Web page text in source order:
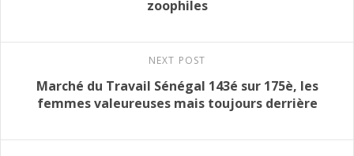
zoophiles
NEXT POST
Marché du Travail Sénégal 143é sur 175è, les
femmes valeureuses mais toujours derrière